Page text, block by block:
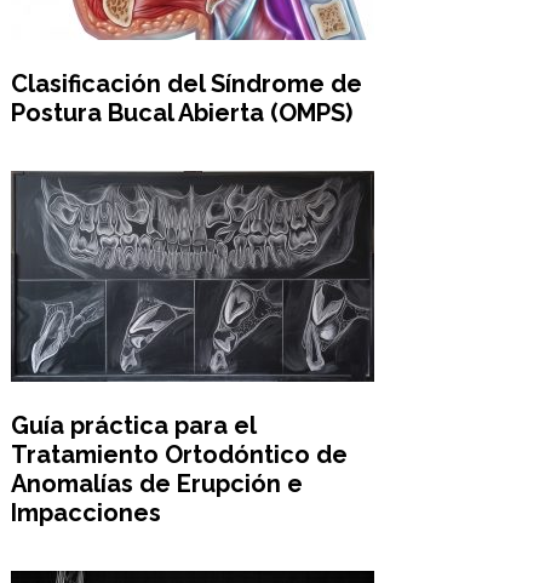
Clasificación del Síndrome de
Postura Bucal Abierta (OMPS)
Guía práctica para el
Tratamiento Ortodóntico de
Anomalías de Erupción e
Impacciones